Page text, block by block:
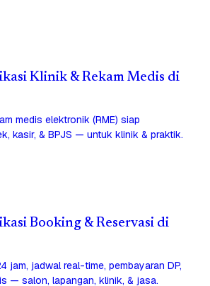
Klinik & Rekam Medis di
medis elektronik (RME) siap
kasir, & BPJS — untuk klinik & praktik.
Booking & Reservasi di
jam, jadwal real-time, pembayaran DP,
— salon, lapangan, klinik, & jasa.